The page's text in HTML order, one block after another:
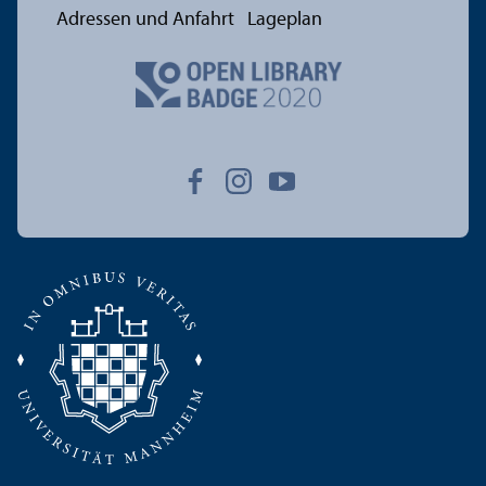
Adressen und Anfahrt Lageplan